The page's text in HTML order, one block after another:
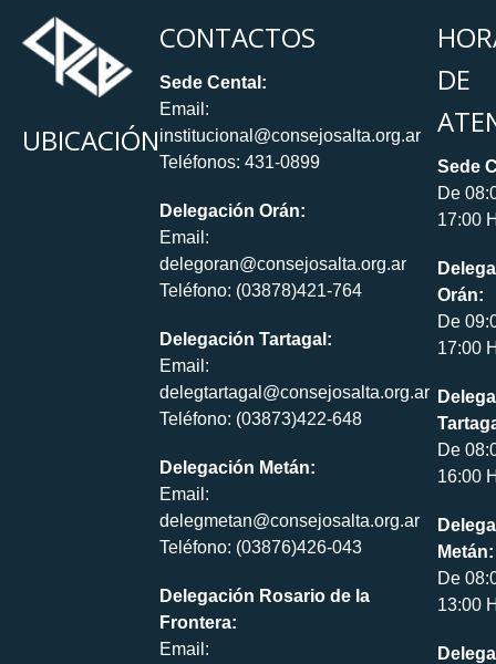
UBICACIÓN
CONTACTOS
Sede Cental:
Email:
institucional@consejosalta.org.ar
Teléfonos: 431-0899
Delegación Orán:
Email:
delegoran@consejosalta.org.ar
Teléfono: (03878)421-764
Delegación Tartagal:
Email:
delegtartagal@consejosalta.org.ar
Teléfono: (03873)422-648
Delegación Metán:
Email:
delegmetan@consejosalta.org.ar
Teléfono: (03876)426-043
Delegación Rosario de la
Frontera:
Email:
DE
Sede
De
17:00
Orán:
De
17:00
De
16:00
Metán:
De
13:00